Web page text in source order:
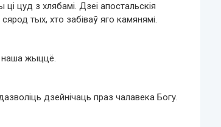
ці цуд з хлябамі. Дзеі апостальскія
тых, хто забіваў яго камянямі.
наша жыццё.
дзейнічаць праз чалавека Богу.